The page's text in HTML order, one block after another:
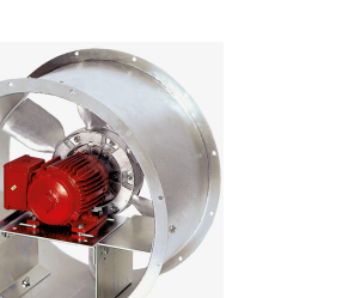
DETAILS